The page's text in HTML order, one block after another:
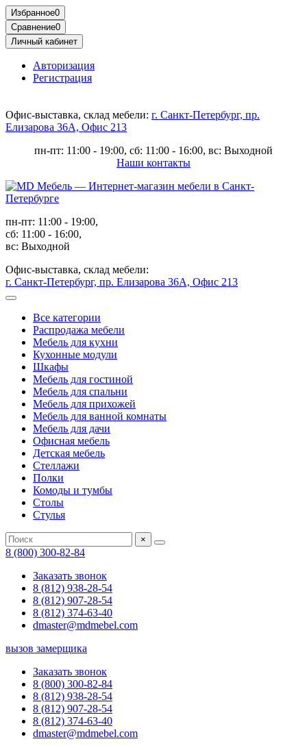
Избранное0
Сравнение0
Личный кабинет
Авторизация
Регистрация
Офис-выставка, склад мебели: г. Санкт-Петербург, пр.
Елизарова 36А, Офис 213
пн-пт: 11:00 - 19:00, сб: 11:00 - 16:00, вс: Выходной
Наши контакты
пн-пт: 11:00 - 19:00,
сб: 11:00 - 16:00,
вс: Выходной
Офис-выставка, склад мебели:
г. Санкт-Петербург, пр. Елизарова 36А, Офис 213
Все категории
Распродажа мебели
Мебель для кухни
Кухонные модули
Шкафы
Мебель для гостиной
Мебель для спальни
Мебель для прихожей
Мебель для ванной комнаты
Мебель для дачи
Офисная мебель
Детская мебель
Стеллажи
Полки
Комоды и тумбы
Столы
Стулья
×
8 (800) 300-82-84
Заказать звонок
8 (812) 938-28-54
8 (812) 907-28-54
8 (812) 374-63-40
dmaster@mdmebel.com
вызов замерщика
Заказать звонок
8 (800) 300-82-84
8 (812) 938-28-54
8 (812) 907-28-54
8 (812) 374-63-40
dmaster@mdmebel.com